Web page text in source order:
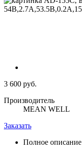
3 600 руб.
Производитель
MEAN WELL
Заказать
Полное описание